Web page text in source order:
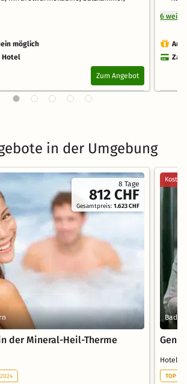
möglich
Hotel
Zum Angebot
6
in der Umgebung
8 Tage
812 CHF
Gesamtpreis:1.623 CHF
der Mineral-Heil-Therme
2024
Bad
Hotel
TOP